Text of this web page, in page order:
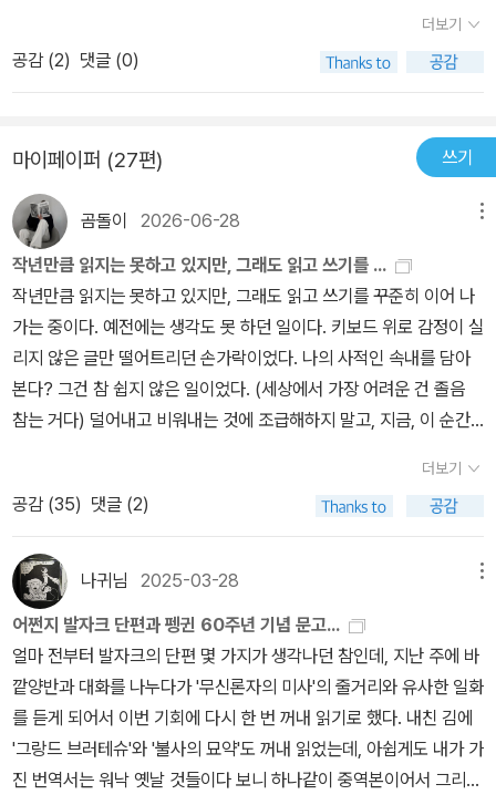
때 그는 펜을 들어 자신의 불행한 현실에 마취제를 주사한다. 독자들
24p)” 발자크는 펠릭스를 화자로 등장시켜 숭배와 같은 사랑의 고
장으로 그런 낭만주의 사랑의 종언을 선언하고 있는 것은 아닌지! 옳
은 것이 무엇인지 알고 있어도 실천할 수 없고, 잘못이라고 생각해도
거기서 헤어나오지 못하는 게 인간이다. 이 연민을 자아내는 모순덩
어리 인간 발자크는 연인의 비난을 통해 자신의 삶과 일치하지 않기
에 하지 못했던 말을 하고 있다. 이 나탈리 드 마네르빌 공작부인의 답
장은 발자크의 다음 작품을 기대하게 하는 에필로그였다.
때는 다가설 수 있게 하다가도 이내 정숙함의 부인상을 보인 모르소
을 드러내는 듯한 아나벨과의 욕정에 사로잡힌 사랑의 패턴은 마음속
면을 보인 한 남자의 지지부진한 면을 드러냄과 함께 두 여인을 비교
하는 모습을 통해 진정한 사랑의 마음은 누구인지를 알아가는 과정이
솔직한 모습으로 그려진다. 마치 연극무대처럼 느껴지는 대사들의
향연, 그 끈적함의 오글거림을 넘기고 나면 저자가 그려보고자 했던
낭만적인 사랑의 느낌, 첫 만남의 설렘부터 오로지 스킨 접촉이라고
는 손을 내밀어 손키스 정도를 허용하는 부인의 모습, 정반대로 자신
의 욕망을 거침없이 드러내는 아나벨이란 여인의 행동과 말들은 독자
로서 비교해가면서 읽는 재미를 준다. 사랑의 형태에도 다양함이
존재한다는 느낌을 받게 하는 두 여인의 사랑방식과 그 중간자 입장
에 선 펠릭스란 인물의 심리를 통해 작가가 문장과 문장 사이에 드러
다른 면들을 보게 되는 과정의 글들이 읽으면서도 전혀 오래된 글이
아니란 생각이 들만큼 솔직하게 다뤘다는 점이 눈길을 끌었다. 시대
적 배경인 왕정복고란 흐름 안에 각기 정해져 있는 위치에서 그들 스
스로가 무엇을 원하고 그것을 어떤 방식으로 표현하며 이루어나가는
지를 때론 따스함으로 때론 비판의 눈길로 쓴 내용들 또한 인상적이
다. 끝내 부인의 죽음을 막지 못한 팰릭스의 결단 부족의 결과물인 이
런 아픔은 골짜기에 홀로 피다 저물다 간 백합꽃처럼 여인 스스로의
감정을 솔직하게 드러낸 반전의 내용과 함께 차후 나탈리란 여인에게
들려줌으로써 제대로 당한 또 다른 편지 내용들이 이 작품의 백미가
아닌가 싶다. (당신 펠릭스가 원하는 여인상, 이처럼 둘을 합쳐 놓은
듯한 완벽한 여인은 없을 터, 제대로 정신 차리세요~~ 그런 당신은
나이보다 훨씬 어리고 약해보입니다. 다른 형제들에게는 골고루 나누
어지는 사랑이 왜 나에게는 흐르지 못할까, 혼자 울어도 보고 엄마를
기쁘게 하기 위해 애도 써보지만 돌아오는 것은 인색함과 냉랭한 눈
공작이 루이 18세를 만나러 파리로 상경하는 도중 통과하는 도시마
다 개최되는 환영식 중의 하나랍니다. 거기에서 펠릭스는 평생 사랑
하게 될 여인 모르소프 백작부인을 만나게 되는 거지요. 구석에 놓인
의자에 앉아 사람들을 바라보고 있는 청년 옆으로 빛과 향기를 동시
에 가진 여인이 와서 앉습니다. 자신의 안에 그런 본능이 숨어있는 줄
몰랐을 그는 홍조를 띤 희고 관능적인 어깨를 가만히 바라보다가 미
친 듯이 키스를 퍼부었지요. 요즘 같았으면 전자발찌 찰 행동일텐데
부인은 다행히(?) '별 거지같은 놈 다 보겠네' 하는 분노가 섞인 눈길
만 주고는 사라져버리는데 그 부인은 아름다운 등 뿐만 아니라 그 등
했지요. 얼마 지나지 않아 다시 맞닥뜨렸을 때 백작부인은 이렇게 얘
기했지요.“제가 최초로, 마지막으로, 그리고 유일하게 당한 치욕이었
어요.그 무도회에 대해 다시는 언급하지 마세요!“그러나 먼 후일 백작
부인은 이 날의 일을 편지에서 이렇게 고백해요.‘비록 두 아이의 어머
니였지만 사랑이 허락하는 쾌락을 경험한 적이 없었어요.(...) 당신의
입맞춤은 내 삶을 지배했고, 내 영혼에 긴 자국을 냈습니다. 당신의 열
정적인 피는 내 핏속에 열정을 깨웠고, 당신의 젊음은 내 젊음 속으로
침투하였으며, 당신의 욕망은 내 가슴속에 파고 들었지요.’여인의 진
심이란 당시엔 깨닫지 못하는 것일는지, 아니면 변하는 것일는지. 언
뜻 그렇고그런 불륜이야기가 전개 되겠구나 생각하시겠지만 오늘 아
침 전 눈물과 콧물을 닦은 휴지로 산 하나를 만들었더랬습니다. 발자
더보기
공감 (2) 댓글 (0)
마이페이퍼 (27편) 쓰기
곰돌이 2026-06-28
작년만큼 읽지는 못하고 있지만, 그래도 읽고 쓰기를 ...
작년만큼 읽지는 못하고 있지만, 그래도 읽고 쓰기를 꾸준히 이어 나
가는 중이다. 예전에는 생각도 못 하던 일이다. 키보드 위로 감정이 실
리지 않은 글만 떨어트리던 손가락이었다. 나의 사적인 속내를 담아
본다? 그건 참 쉽지 않은 일이었다. (세상에서 가장 어려운 건 졸음
참는 거다) 덜어내고 비워내는 것에 조급해하지 말고, 지금, 이 순간
뚝딱거리던 손가락이 서서히 괜찮아질 때쯤이었을까. 권여선 작가의
책을 읽는데, 머릿속에서 뭔가 불이 번쩍했다. 오래전 젊은 날에, 걸리
는 족족 희망을 절망으로, 삶을 죽음으로 바꾸며 살아가던 잿빛 거미
같은 나를 읽고 이해해 주는 사람이 있었다면. 아니, 그런 사람을, 나
를 알아본 그 사람을, 내 등을 두드리며 그러지 마, 그러지 마, 달래던
그 사람을 내가 마주 알아보고 인사하고 빙글 돌 수 있었다면. (<각각
의 계절>, p. 241)쏟아내든지, 그것도 아니면 주변을 좀 살펴보든지.
아무것도 하지 않고 어물어물 말만 흐리다가 곁에 있는 애먼 사람들
만 안절부절못하게 만들면, 아니, 그대로 이 순간을 흘려보내면 나중
에 후회할 것 같다는 생각이 들었다. 때론 시간에만 맡길 수 없는 것들
이 있다. 그건 스스로가 잘 안다. 그렇게 읽고 쓰면서 스스로를 추슬러
더보기
공감 (35) 댓글 (2)
나귀님 2025-03-28
어쩐지 발자크 단편과 펭귄 60주년 기념 문고...
얼마 전부터 발자크의 단편 몇 가지가 생각나던 참인데, 지난 주에 바
깥양반과 대화를 나누다가 '무신론자의 미사'의 줄거리와 유사한 일화
를 듣게 되어서 이번 기회에 다시 한 번 꺼내 읽기로 했다. 내친 김에
'그랑드 브러테슈'와 '불사의 묘약'도 꺼내 읽었는데, 아쉽게도 내가 가
진 번역서는 워낙 옛날 것들이다 보니 하나같이 중역본이어서 그리